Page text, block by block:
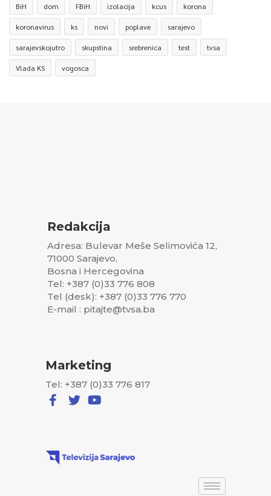
BiH dom FBiH izolacija kcus korona
koronavirus ks novi poplave sarajevo
sarajevskojutro skupstina srebrenica test tvsa
Vlada KS vogosca
Redakcija
Adresa: Bulevar Meše Selimovića 12,
71000 Sarajevo,
Bosna i Hercegovina
Tel: +387 (0)33 776 808
Tel (desk): +387 (0)33 776 770
E-mail : pitajte@tvsa.ba
Marketing
Tel: +387 (0)33 776 817